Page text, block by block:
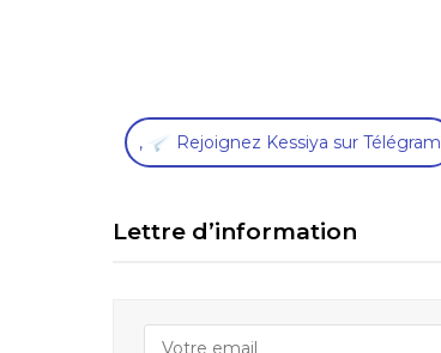
, Rejoignez Kessiya sur Télégram
Lettre d’information